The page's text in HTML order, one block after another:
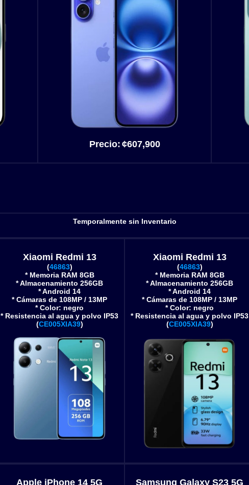
Precio: ¢607,900
Temporalmente sin Inventario
Xiaomi Redmi 13
(46863)
* Memoria RAM 8GB
* Almacenamiento 256GB
* Android 14
* Cámaras de 108MP / 13MP
* Color: negro
* Resistencia al agua y polvo IP53
(CE005XIA39)
Xiaomi Redmi 13
(46863)
* Memoria RAM 8GB
* Almacenamiento 256GB
* Android 14
* Cámaras de 108MP / 13MP
* Color: negro
* Resistencia al agua y polvo IP53
(CE005XIA39)
Apple iPhone 14 5G Samsung Galaxy S23 5G